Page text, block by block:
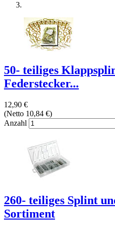
50- teiliges
Federstecker...
12,90 €
(Netto 10,84 €)
Anzahl
260- teiliges Splint
Sortiment